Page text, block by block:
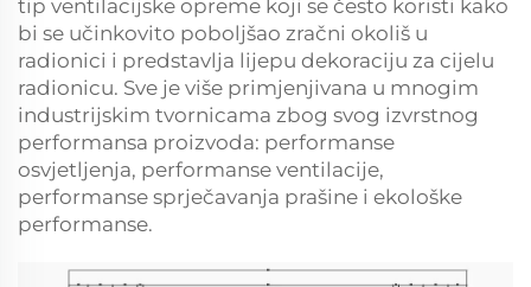
tip ventilacijske opreme koji se često koristi kako
bi se učinkovito poboljšao zračni okoliš u
radionici i predstavlja lijepu dekoraciju za cijelu
radionicu. Sve je više primjenjivana u mnogim
industrijskim tvornicama zbog svog izvrstnog
performansa proizvoda: performanse
osvjetljenja, performanse ventilacije,
performanse sprječavanja prašine i ekološke
performanse.